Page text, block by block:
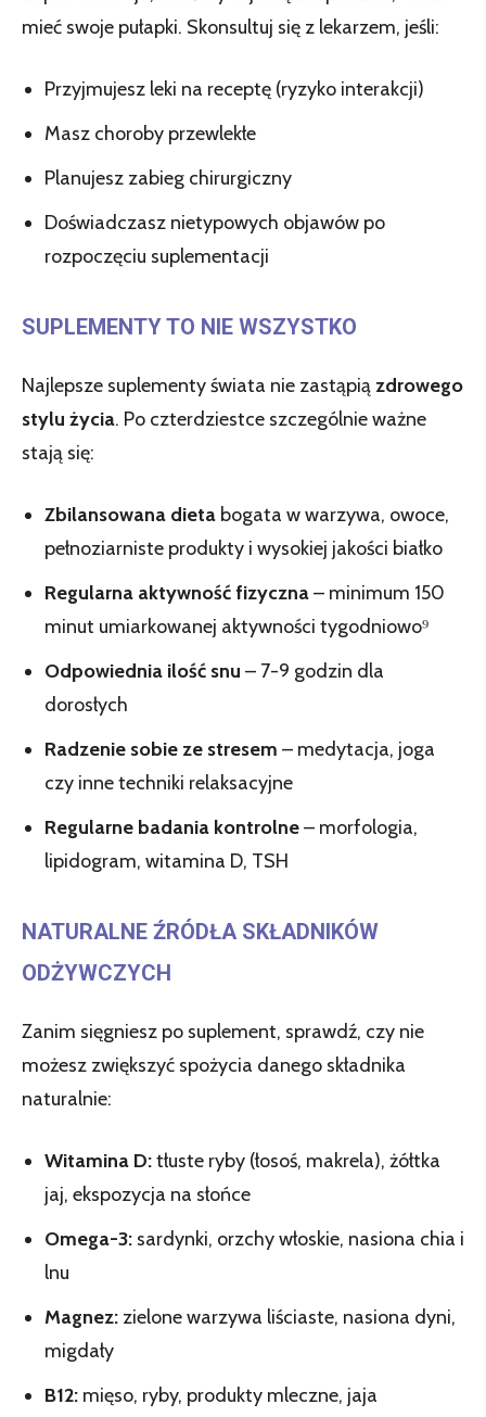
mieć swoje pułapki. Skonsultuj się z lekarzem, jeśli:
Przyjmujesz leki na receptę (ryzyko interakcji)
Masz choroby przewlekłe
Planujesz zabieg chirurgiczny
Doświadczasz nietypowych objawów po
rozpoczęciu suplementacji
SUPLEMENTY TO NIE WSZYSTKO
Najlepsze suplementy świata nie zastąpiązdrowego
stylu życia. Po czterdziestce szczególnie ważne
stają się:
Zbilansowana dieta bogata w warzywa, owoce,
pełnoziarniste produkty i wysokiej jakości białko
Regularna aktywność fizyczna– minimum 150
minut umiarkowanej aktywności tygodniowo⁹
Odpowiednia ilość snu – 7-9 godzin dla
dorosłych
Radzenie sobie ze stresem – medytacja, joga
czy inne techniki relaksacyjne
Regularne badania kontrolne– morfologia,
lipidogram, witamina D, TSH
NATURALNE ŹRÓDŁA SKŁADNIKÓW
ODŻYWCZYCH
Zanim sięgniesz po suplement, sprawdź, czy nie
możesz zwiększyć spożycia danego składnika
naturalnie:
Witamina D:tłuste ryby (łosoś, makrela), żółtka
jaj, ekspozycja na słońce
Omega-3: sardynki, orzchy włoskie, nasiona chia i
lnu
Magnez: zielone warzywa liściaste, nasiona dyni,
migdały
B12: mięso, ryby, produkty mleczne, jaja